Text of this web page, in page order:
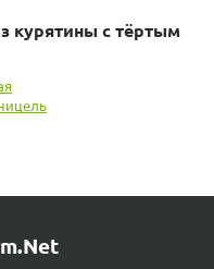
курятины с тёртым